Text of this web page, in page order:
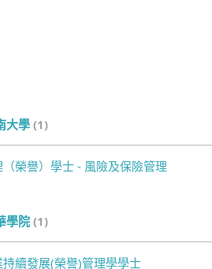
大學 (1)
榮譽）學士 - 風險及保險管理
學院 (1)
續發展(榮譽)管理學學士